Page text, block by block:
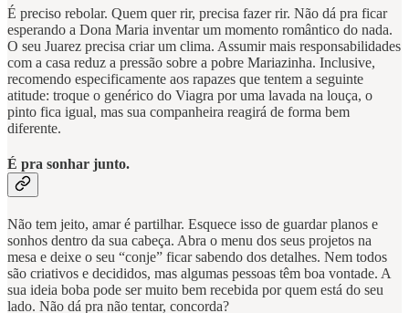
É preciso rebolar. Quem quer rir, precisa fazer rir. Não dá pra ficar
esperando a Dona Maria inventar um momento romântico do nada.
O seu Juarez precisa criar um clima. Assumir mais responsabilidades
com a casa reduz a pressão sobre a pobre Mariazinha. Inclusive,
recomendo especificamente aos rapazes que tentem a seguinte
atitude: troque o genérico do Viagra por uma lavada na louça, o
pinto fica igual, mas sua companheira reagirá de forma bem
diferente.
É pra sonhar junto.
Não tem jeito, amar é partilhar. Esquece isso de guardar planos e
sonhos dentro da sua cabeça. Abra o menu dos seus projetos na
mesa e deixe o seu “conje” ficar sabendo dos detalhes. Nem todos
são criativos e decididos, mas algumas pessoas têm boa vontade. A
sua ideia boba pode ser muito bem recebida por quem está do seu
lado. Não dá pra não tentar, concorda?